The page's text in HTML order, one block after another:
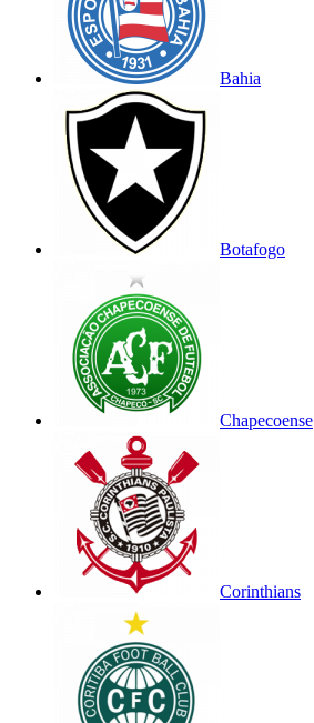
Bahia
Botafogo
Chapecoense
Corinthians